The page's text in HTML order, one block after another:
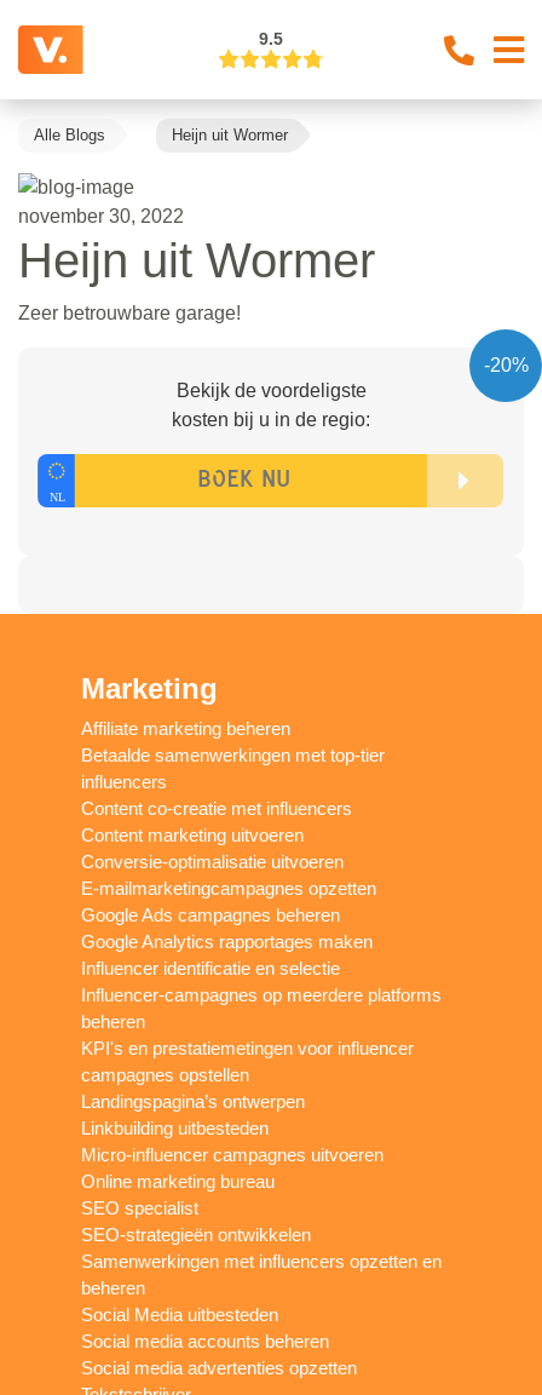
9.5
Alle Blogs Heijn uit Wormer
november 30, 2022
Heijn uit Wormer
Zeer betrouwbare garage!
-20%
Bekijk de voordeligste
kosten bij u in de regio:
Marketing
Affiliate marketing beheren
Betaalde samenwerkingen met top-tier
influencers
Content co-creatie met influencers
Content marketing uitvoeren
Conversie-optimalisatie uitvoeren
E-mailmarketingcampagnes opzetten
Google Ads campagnes beheren
Google Analytics rapportages maken
Influencer identificatie en selectie
Influencer-campagnes op meerdere platforms
beheren
KPI's en prestatiemetingen voor influencer
campagnes opstellen
Landingspagina’s ontwerpen
Linkbuilding uitbesteden
Micro-influencer campagnes uitvoeren
Online marketing bureau
SEO specialist
SEO-strategieën ontwikkelen
Samenwerkingen met influencers opzetten en
beheren
Social Media uitbesteden
Social media accounts beheren
Social media advertenties opzetten